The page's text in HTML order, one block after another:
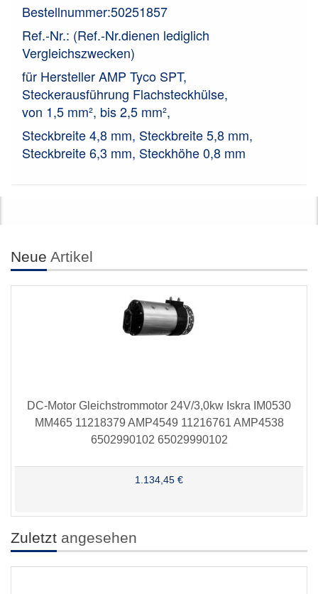
Bestellnummer:50251857
Ref.-Nr.: (Ref.-Nr.dienen lediglich
Vergleichszwecken)
für Hersteller AMP Tyco SPT,
Steckerausführung Flachsteckhülse,
von 1,5 mm², bis 2,5 mm²,
Steckbreite 4,8 mm, Steckbreite 5,8 mm,
Steckbreite 6,3 mm, Steckhöhe 0,8 mm
Neue Artikel
DC-Motor Gleichstrommotor 24V/3,0kw Iskra IM0530
MM465 11218379 AMP4549 11216761 AMP4538
6502990102 65029990102
1.134,45 €
Zuletzt angesehen